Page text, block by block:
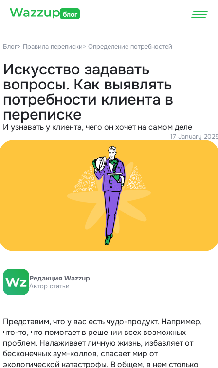
блог
Блог> Правила переписки> Определение потребностей
Искусство задавать
вопросы. Как выявлять
потребности клиента в
переписке
И узнавать у клиента, чего он хочет на самом деле
17 January
Редакция Wazzup
Автор статьи
Представим, что у вас есть чудо-продукт. Например,
что-то, что помогает в решении всех возможных
проблем. Налаживает личную жизнь, избавляет от
бесконечных зум-коллов, спасает мир от
экологической катастрофы. В общем, в нем столько